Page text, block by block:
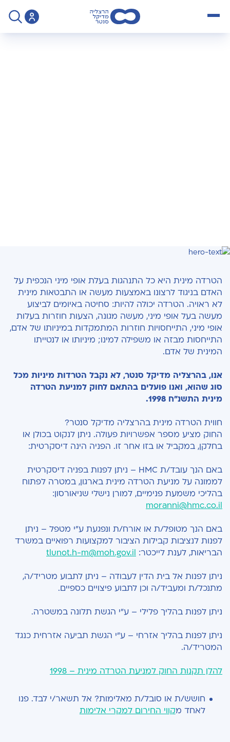
הטרדה מינית היא כל התנהגות בעלת אופי מיני הנכפית על
האדם בניגוד לרצונו באמצעות מעשה או התבטאות מינית
לא ראויה. הטרדה יכולה להיות: סחיטה באיומים לביצוע
מעשה בעל אופי מיני, מעשה מגונה, הצעות חוזרות בעלות
אופי מיני, התייחסויות חוזרות המתמקדות במיניותו של אדם,
התייחסות מבזה או משפילה למינו; מיניותו או לנטייתו
המינית של אדם.
אנו, בהרצליה מדיקל סנטר, לא נקבל הטרדות מיניות מכל
סוג שהוא, ואנו פועלים בהתאם לחוק למניעת הטרדה
מינית התשנ"ח 1998.
חווית הטרדה מינית בהרצליה מדיקל סנטר?
החוק מציע מספר אפשרויות פעולה. ניתן לנקוט בכולן או
בחלקן, במקביל או בזו אחר זו. הפניה הינה דיסקרטית:
באם הנך עובד/ת HMC – ניתן לפנות בפניה דיסקרטית
לממונה על מניעת הטרדה מינית בארגון, במטרה לפתוח
בהליכי משמעת פנימיים, למורן נישלי שניאורסון:
moranni@hmc.co.il
באם הנך מטופל/ת או אורח/ת ונפגעת ע"י מטפל – ניתן
לפנות לנציבות קבילות הציבור למקצועות רפואיים במשרד
הבריאות, לענת לייכטר: tlunot.h-m@moh.gov.il
ניתן לפנות אל בית הדין לעבודה – ניתן לתבוע מטריד/ה,
מתנכל/ת ומעביד/ה וכן לתבוע פיצויים כספיים.
ניתן לפנות בהליך פלילי – ע"י הגשת תלונה במשטרה.
ניתן לפנות בהליך אזרחי – ע"י הגשת תביעה אזרחית כנגד
המטריד/ה.
להלן תקנות החוק למניעת הטרדה מינית – 1998
חושש/ת או סובל/ת מאלימות? אל תשאר/י לבד. פנו
לאחד מקווי החירום למקרי אלימות